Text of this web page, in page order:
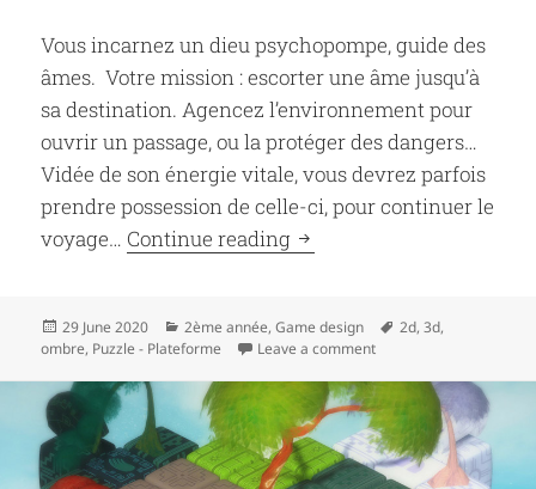
Vous incarnez un dieu psychopompe, guide des
âmes. Votre mission : escorter une âme jusqu’à
sa destination. Agencez l’environnement pour
ouvrir un passage, ou la protéger des dangers…
Vidée de son énergie vitale, vous devrez parfois
prendre possession de celle-ci, pour continuer le
voyage… Continue reading Ombre / Game design 02
Posted
on
29 June 2020 Categories
2ème année,Game design Tags
2d,3d,
ombre, Puzzle - Plateforme Leave a commenton Ombre / Game